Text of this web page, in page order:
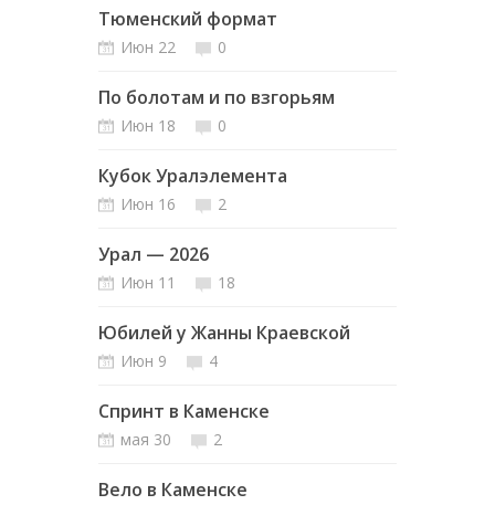
Тюменский формат
Июн 22 0
По болотам и по взгорьям
Июн 18 0
Кубок Уралэлемента
Июн 16 2
Урал — 2026
Июн 11 18
Юбилей у Жанны Краевской
Июн 9 4
Спринт в Каменске
мая 30 2
Вело в Каменске